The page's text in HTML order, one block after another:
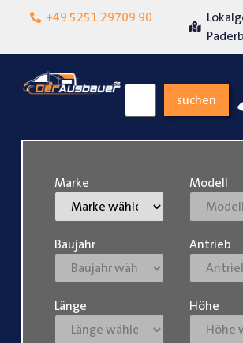
+49 5251 29709 90Lokalgeschäft in
suchen
Marke Modell
Baujahr Antrieb
Länge Höhe